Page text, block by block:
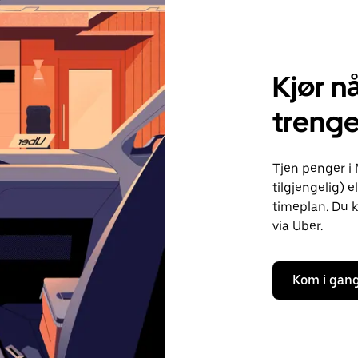
Kjør
Tjen penger i
tilgjengelig)
timeplan. Du
via Uber.
Kom i